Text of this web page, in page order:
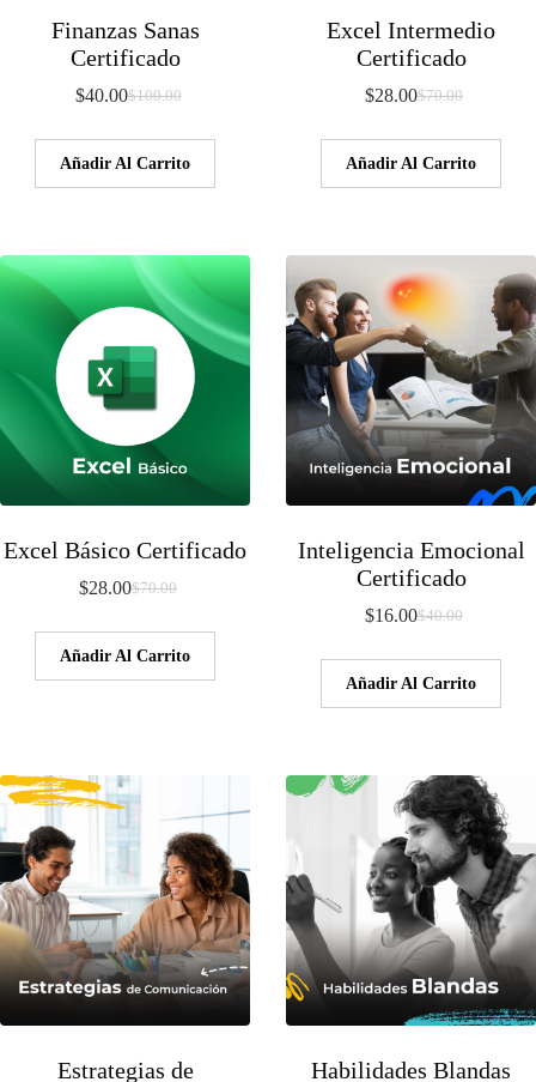
Finanzas Sanas
Certificado
$100.00
El
original
$40.00El
actual
Añadir Al Carrito
Excel Intermedio
Certificado
$70.00
El
original
$28.00El
actual
Añadir Al Carrito
Excel Básico Certificado
$70.00
El
original
$28.00El
actual
Añadir Al Carrito
Inteligencia Emocional
Certificado
$40.00
El
original
$16.00El
actual
Añadir Al Carrito
Estrategias de
Habilidades Blandas